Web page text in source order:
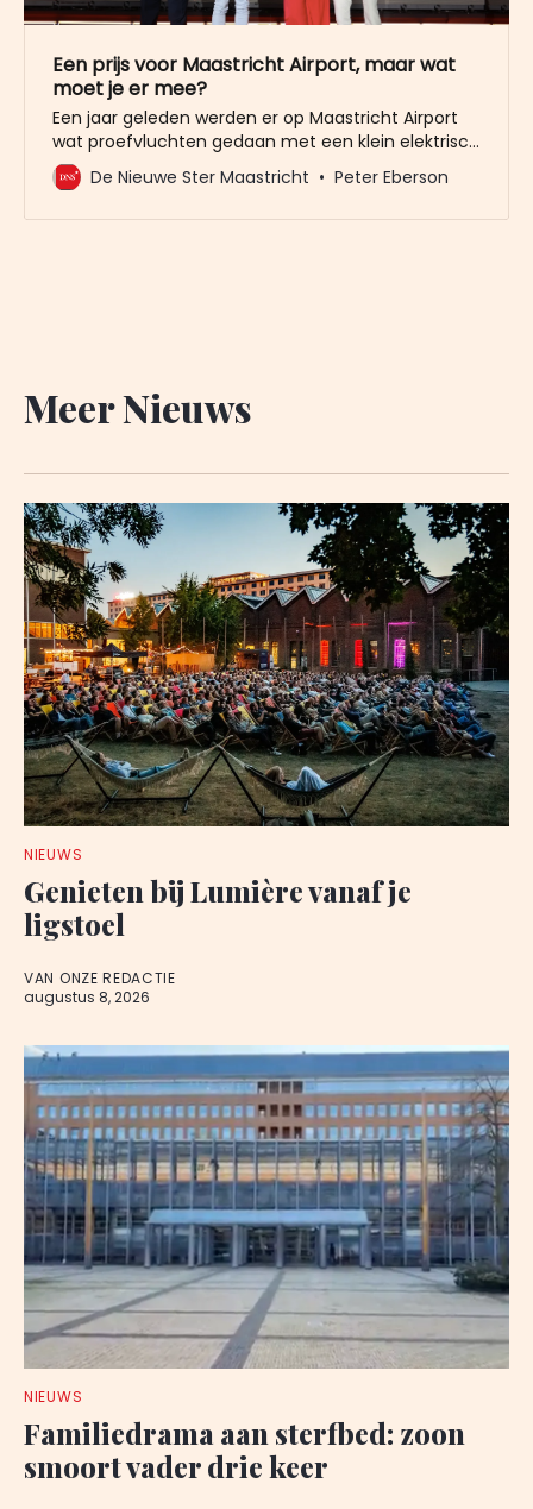
Een prijs voor Maastricht Airport, maar wat
moet je er mee?
Een jaar geleden werden er op Maastricht Airport
wat proefvluchten gedaan met een klein elektrisch
toestel. De luchthaven geloofde toen nog dat
elektrisch vliegen de toekomst was. De
De Nieuwe Ster Maastricht Peter Eberson
Meer Nieuws
NIEUWS
Genieten bij Lumière vanaf je
ligstoel
VAN ONZE REDACTIE
augustus 8, 2026
NIEUWS
Familiedrama aan sterfbed: zoon
smoort vader drie keer